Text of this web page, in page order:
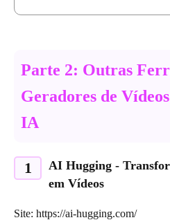
Parte 2: Outras
Geradores de
IA
1
AI Hugging -
em Vídeos
Site: https://ai-hugging.com/